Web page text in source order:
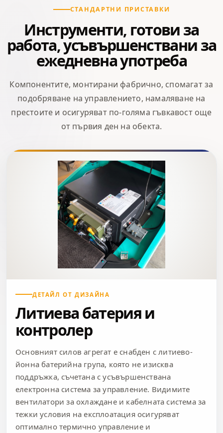
СТАНДАРТНИ ПРИСТАВКИ
Инструменти, готови за
работа, усъвършенствани за
ежедневна употреба
Компонентите, монтирани фабрично, спомагат за
подобряване на управлението, намаляване на
престоите и осигуряват по-голяма гъвкавост още
от първия ден на обекта.
ДЕТАЙЛ ОТ ДИЗАЙНА
Литиева батерия и
контролер
Основният силов агрегат е снабден с литиево-
йонна батерийна група, която не изисква
поддръжка, съчетана с усъвършенствана
електронна система за управление. Видимите
вентилатори за охлаждане и кабелната система за
тежки условия на експлоатация осигуряват
оптимално термично управление и